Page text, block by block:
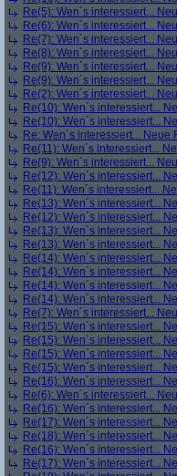
Re(5): Wen´s interessiert...
Re(6): Wen´s interessiert...
Re(7): Wen´s interessiert...
Re(8): Wen´s interessiert...
Re(9): Wen´s interessiert...
Re(9): Wen´s interessiert...
Re(2): Wen´s interessiert...
Re(10): Wen´s interessiert...
Re(10): Wen´s interessiert...
Re: Wen´s interessiert... Neue
Re(11): Wen´s interessiert...
Re(9): Wen´s interessiert...
Re(12): Wen´s interessiert...
Re(11): Wen´s interessiert...
Re(13): Wen´s interessiert...
Re(12): Wen´s interessiert...
Re(13): Wen´s interessiert...
Re(13): Wen´s interessiert...
Re(14): Wen´s interessiert...
Re(14): Wen´s interessiert...
Re(14): Wen´s interessiert...
Re(14): Wen´s interessiert...
Re(7): Wen´s interessiert...
Re(15): Wen´s interessiert...
Re(15): Wen´s interessiert...
Re(15): Wen´s interessiert...
Re(15): Wen´s interessiert...
Re(16): Wen´s interessiert...
Re(6): Wen´s interessiert...
Re(16): Wen´s interessiert...
Re(17): Wen´s interessiert...
Re(18): Wen´s interessiert...
Re(16): Wen´s interessiert...
Re(17): Wen´s interessiert...